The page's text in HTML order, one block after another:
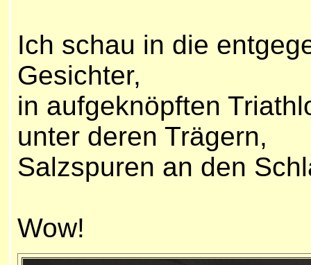
Ich schau in die
Gesichter,
in aufgeknöpften
unter deren Trägern,
Salzspuren an den
Wow!